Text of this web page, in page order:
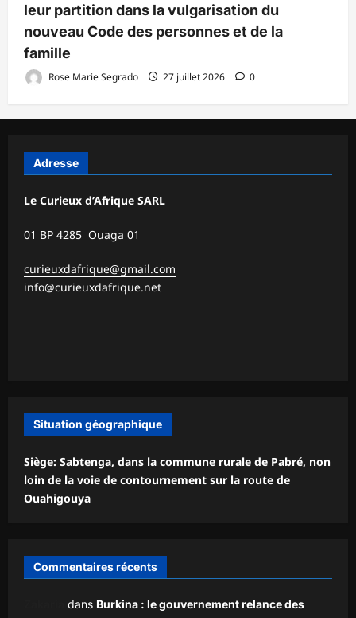
leur partition dans la vulgarisation du
nouveau Code des personnes et de la
famille
Rose Marie Segrado 27 juillet 2026 0
Adresse
Le Curieux d’Afrique SARL
01 BP 4285 Ouaga 01
curieuxdafrique@gmail.com
info@curieuxdafrique.net
Situation géographique
Siège: Sabtenga, dans la commune rurale de Pabré, non
loin de la voie de contournement sur la route de
Ouahigouya
Commentaires récents
dans Burkina : le gouvernement relance des